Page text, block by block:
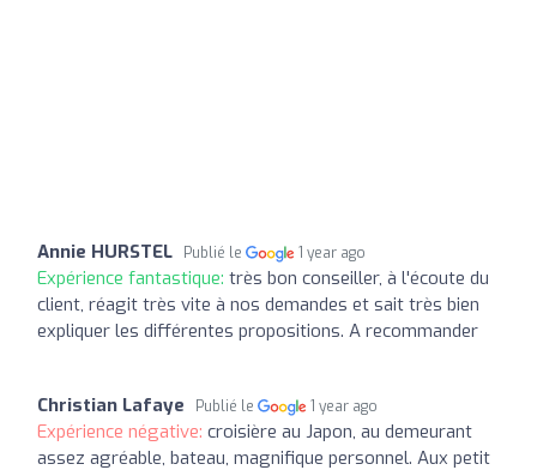
Annie HURSTEL Publié le 1 year ago
Expérience fantastique: très bon conseiller, à l'écoute du
client, réagit très vite à nos demandes et sait très bien
expliquer les différentes propositions. A recommander
Christian Lafaye Publié le 1 year ago
Expérience négative: croisière au Japon, au demeurant
assez agréable, bateau, magnifique personnel. Aux petit